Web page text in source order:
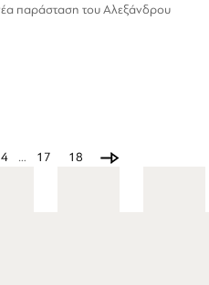
παράσταση του Αλεξάνδρου
4 … 17 18